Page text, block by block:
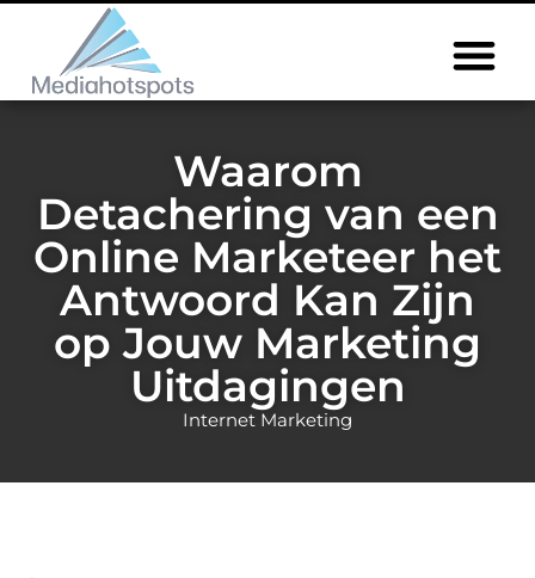
Waarom
Detachering van een
Online Marketeer het
Antwoord Kan Zijn
op Jouw Marketing
Uitdagingen
Internet Marketing